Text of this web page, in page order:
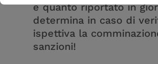
e quanto riportato in
determina in caso di
ispettiva la
sanzioni!